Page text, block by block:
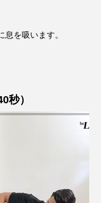
を吸います。
秒）